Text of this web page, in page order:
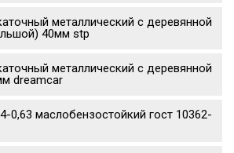
металлический с деревянной
40мм stp
металлический с деревянной
dreamcar
0,63 маслобензостойкий гост 10362-